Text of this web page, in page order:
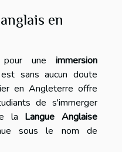
en
pour une immersion
est sans aucun doute
en Angleterre offre
de s'immerger
la Langue Anglaise
sous le nom de